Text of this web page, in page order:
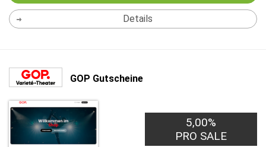
Details
GOP Gutscheine
5,00%
PRO SALE